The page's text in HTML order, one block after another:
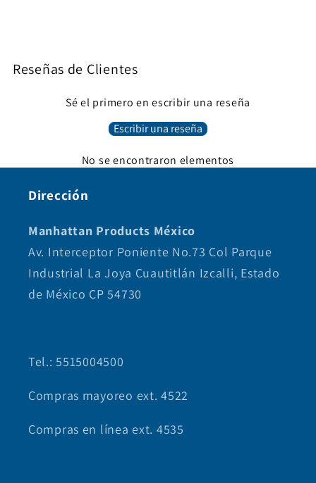
Reseñas de Clientes
Sé el primero en escribir una reseña
Escribir una reseña
No se encontraron elementos
Dirección
Manhattan Products México
Av. Interceptor Poniente No.73 Col Parque
Industrial La Joya Cuautitlán Izcalli, Estado
de México CP 54730
Tel.: 5515004500
Compras mayoreo ext. 4522
Compras en línea ext. 4535